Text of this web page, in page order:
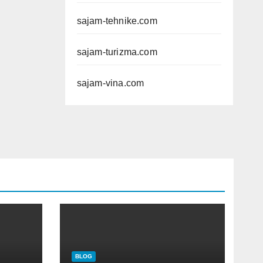
sajam-tehnike.com
sajam-turizma.com
sajam-vina.com
BLOG